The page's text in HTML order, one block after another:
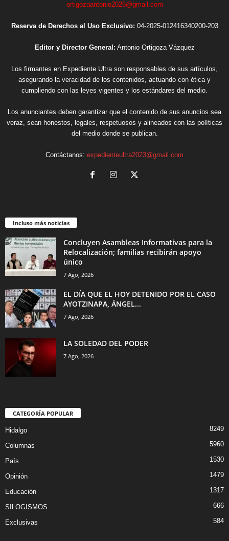
ortigozaantonio2026@gmail.com
Reserva de Derechos al Uso Exclusivo: 04-2025-012416340200-203
Editor y Director General: Antonio Ortigoza Vázquez
Los firmantes en Expediente Ultra son responsables de sus artículos,
asegurando la veracidad de los contenidos, actuando con ética y
cumpliendo con las leyes vigentes y los estándares del medio.
Los anunciantes deben garantizar que el contenido de sus anuncios sea
veraz, sean honestos, legales, respetuosos y alineados con las políticas
del medio donde se publican.
Contáctanos: expedienteultra2023@gmail.com
Incluso más noticias
Concluyen Asambleas Informativas para la
Relocalización; familias recibirán apoyo
único
7 Ago, 2026
EL DÍA QUE EL HOY DETENIDO POR EL CASO
AYOTZINAPA, ÁNGEL...
7 Ago, 2026
LA SOLEDAD DEL PODER
7 Ago, 2026
CATEGORÍA POPULAR
Hidalgo 8249
Columnas 5960
País 1530
Opinión 1479
Educación 1317
SILOGISMOS 666
Exclusivas 584